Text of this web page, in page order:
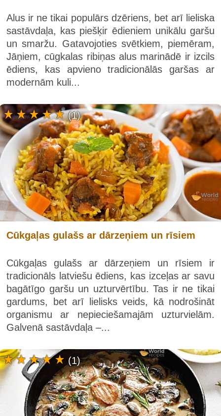
Alus ir ne tikai populārs dzēriens, bet arī lieliska
sastāvdaļa, kas piešķir ēdieniem unikālu garšu
un smaržu. Gatavojoties svētkiem, piemēram,
Jāņiem, cūgkalas ribiņas alus marinādē ir izcils
ēdiens, kas apvieno tradicionālās garšas ar
modernām kuli...
Cūkgaļas gulašs ar dārzeņiem un rīsiem
Cūkgaļas gulašs ar dārzeņiem un rīsiem ir
tradicionāls latviešu ēdiens, kas izceļas ar savu
bagātīgo garšu un uzturvērtību. Tas ir ne tikai
gardums, bet arī lielisks veids, kā nodrošināt
organismu ar nepieciešamajām uzturvielām.
Galvenā sastāvdaļa –...
(1)
(1)